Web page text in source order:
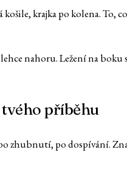
krajka po kolena. To,
nahoru. Ležení na
tvého příběhu
zhubnutí, po dospívání.